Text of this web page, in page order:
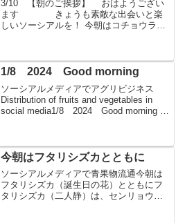
3/10 【朝のご挨拶】 おはようござい
ます きょうも素敵な出会いと楽
しいソーシアルを！ 今朝はコチョウラン
1/8 2024 Good morning
ソーシアルメディアでアグリビジネス
Distribution of fruits and vegetables in
social media1/8 2024 Good morning 朝
今朝はフタリシズカとともに
ソーシアルメディアで青果物流通今朝は
フタリシズカ（誕生日の花）とともにフ
タリシズカ（二人静）は、センリョウ科